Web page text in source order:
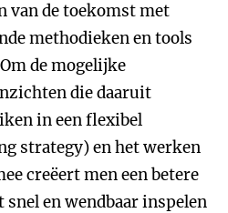
van de toekomst met
methodieken en tools
de mogelijke
die daaruit
in een flexibel
strategy) en het werken
creëert men een betere
en wendbaar inspelen